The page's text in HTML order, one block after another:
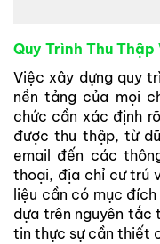
Quy Trình Thu Thập
Việc xây dựng quy
nền tảng của mọi
chức cần xác định
được thu thập, từ
email đến các
thoại, địa chỉ cư trú
liệu cần có mục
dựa trên nguyên tắc
tin thực sự cần thiết